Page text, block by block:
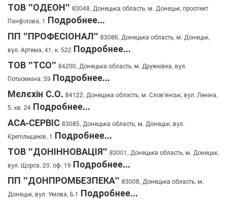
ТОВ "ОДЕОН" 83048, Донецька область, м. Донецьк, проспект
Панфілова, 1 Подробнее...
ПП "ПРОФЕСІОНАЛ" 83086, Донецька область, м. Донецьк,
вул. Артема, 41, к. 522 Подробнее...
ТОВ "ТСО" 84200, Донецька область, м. Дружківка, вул.
Потьомкіна, 59 Подробнее...
Мєлєхін С.О. 84122, Донецька область, м. Слов'янськ, вул. Леніна,
5, кв. 24 Подробнее...
АСА-СЕРВІС 83085, Донецька область, м. Донецьк, вул.
Крепільщиків, 1 Подробнее...
ТОВ "ДОНІННОВАЦІЯ" 83001, Донецька область, м. Донецьк,
вул. Щорса, 20, оф. 19 Подробнее...
ПП "ДОНПРОМБЕЗПЕКА" 83008, Донецька область, м.
Донецьк, вул. Умова, Б.1 Подробнее...